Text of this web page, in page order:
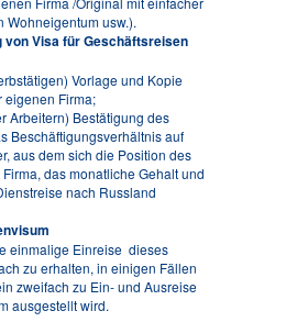
Wohneigentum usw.).
von Visa für Geschäftsreisen
Vorlage und Kopie
eigenen Firma;
Arbeitern) Bestätigung des
Beschäftigungsverhältnis auf
aus dem sich die Position des
das monatliche Gehalt und
nach Russland
einmalige Einreise dieses
zu erhalten, in einigen Fällen
zweifach zu Ein- und Ausreise
ausgestellt wird.